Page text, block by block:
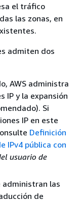
el tráfico
las zonas, en
admiten dos
AWS administra
IP y la expansión
Si
IP en este
Definición
IPv4 pública con
usuario de
administran las
de